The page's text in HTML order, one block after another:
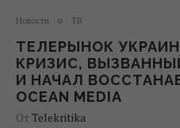
Новости ТВ
ТЕЛЕРЫНОК
КРИЗИС,
И НАЧАЛ
OCEAN MEDIA
От Telekritika